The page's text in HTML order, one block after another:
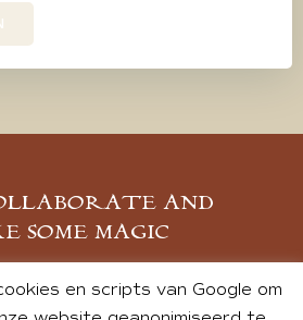
AND
SOME MAGIC
JE AAN
en scripts van Google om